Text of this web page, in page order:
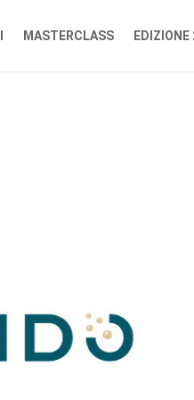
MASTERCLASS EDIZIONE